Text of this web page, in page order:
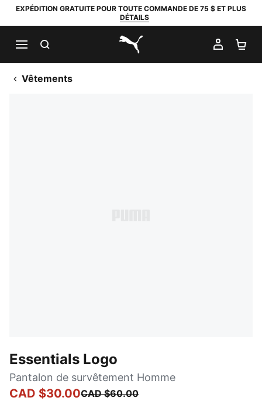
EXPÉDITION GRATUITE POUR TOUTE COMMANDE DE 75 $ ET PLUS
DÉTAILS
PUMA.com
MON
Vêtements
Essentials Logo
Pantalon de survêtement Homme
CAD $30.00CAD $60.00